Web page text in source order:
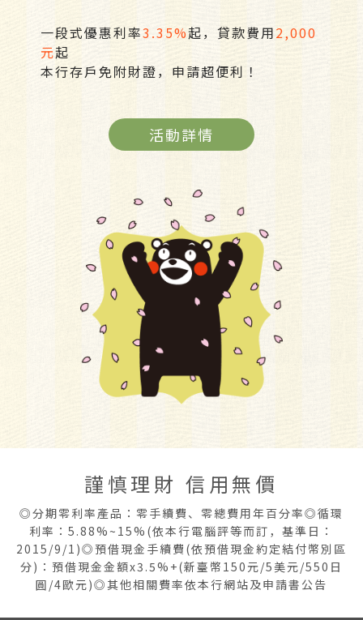
一段式優惠利率3.35%起，貸款費用2,000
元起
本行存戶免附財證，申請超便利！
活動詳情
謹慎理財 信用無價
◎分期零利率產品：零手續費、零總費用年百分率◎循環
利率：5.88%~15%(依本行電腦評等而訂，基準日：
2015/9/1)◎預借現金手續費(依預借現金約定結付幣別區
分)：預借現金金額x3.5%+(新臺幣150元/5美元/550日
圓/4歐元)◎其他相關費率依本行網站及申請書公告